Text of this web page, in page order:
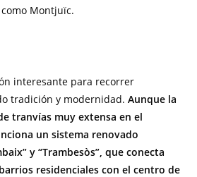
Montjuïc.
interesante para recorrer
tradición y modernidad.Aunque la
tranvías muy extensa en el
un sistema renovado
y “Trambesòs”, que conecta
residenciales con el centro de